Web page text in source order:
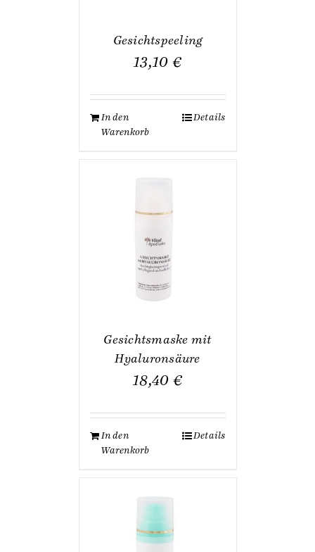
Gesichtspeeling
13,10 €
In den
Warenkorb
Details
Gesichtsmaske mit
Hyaluronsäure
18,40 €
In den
Warenkorb
Details